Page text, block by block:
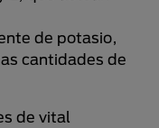
de potasio,
cantidades de
de vital